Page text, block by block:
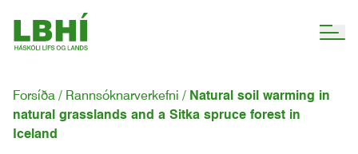
Forsíða Rannsóknarverkefni
Natural soil warming in
natural grasslands and a Sitka spruce forest in
Iceland